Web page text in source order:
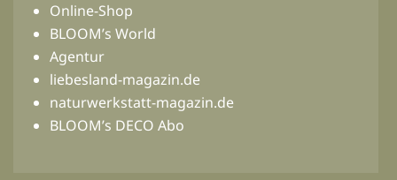
Online-Shop
BLOOM’s World
Agentur
liebesland-magazin.de
naturwerkstatt-magazin.de
BLOOM’s DECO Abo